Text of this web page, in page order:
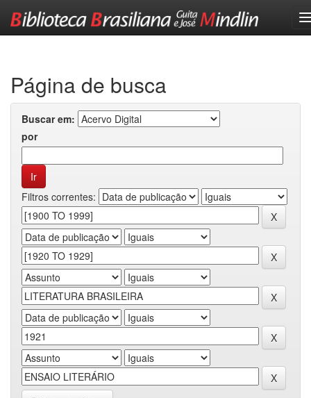
Página de busca
Buscar em:
por
Filtros correntes: